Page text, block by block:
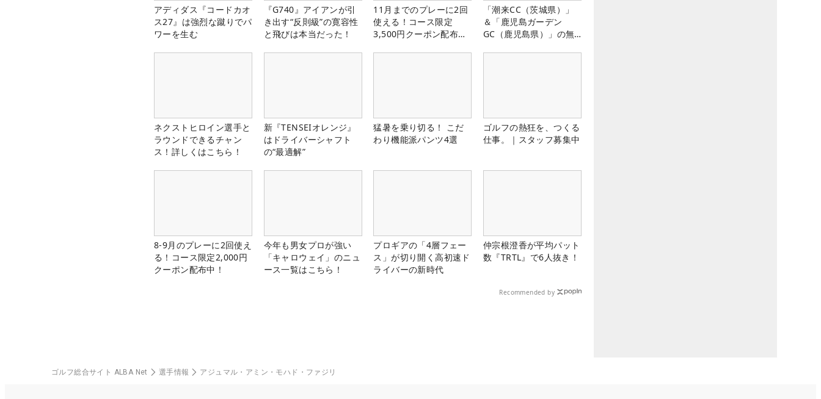
アディダス『コードカオ
ス27』は強烈な蹴りでパ
ワーを生む
『G740』アイアンが引
き出す“反則級”の寛容性
と飛びは本当だった！
11月までのプレーに2回
使える！コース限定
3,500円クーポン配布
「潮来CC（茨城県）」
＆「鹿児島ガーデン
GC（鹿児島県）」の無
ネクストヒロイン選手と
ラウンドできるチャン
ス！詳しくはこちら！
新『TENSEIオレンジ』
はドライバーシャフト
の“最適解”
猛暑を乗り切る！ こだ
わり機能派パンツ4選
ゴルフの熱狂を、つくる
仕事。｜スタッフ募集中
8-9月のプレーに2回使え
る！コース限定2,000円
クーポン配布中！
今年も男女プロが強い
「キャロウェイ」のニュ
ース一覧はこちら！
プロギアの「4層フェー
ス」が切り開く高初速ド
ライバーの新時代
仲宗根澄香が平均パット
数『TRTL』で6人抜き！
Recommended by
ゴルフ総合サイト ALBA Net 選手情報 アジュマル・アミン・モハド・ファジリ